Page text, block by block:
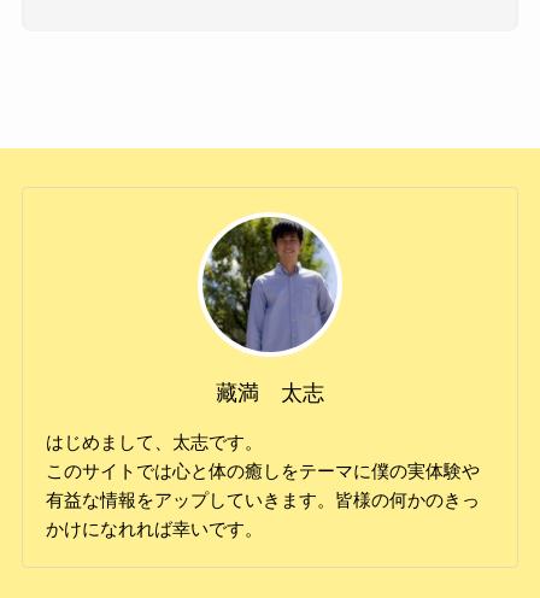
藏満 太志
はじめまして、太志です。
このサイトでは心と体の癒しをテーマに僕の実体験や
有益な情報をアップしていきます。皆様の何かのきっ
かけになれれば幸いです。